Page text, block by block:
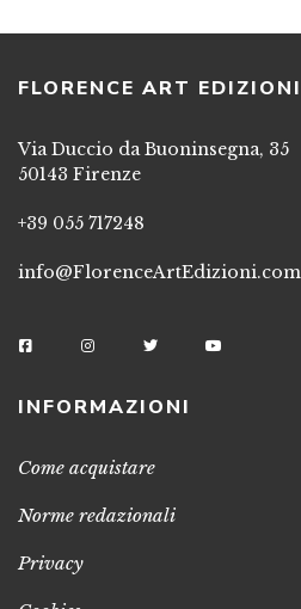
FLORENCE ART EDIZIONI
Via Duccio da Buoninsegna, 35
50143 Firenze
+39 055 717248
info@FlorenceArtEdizioni.com
INFORMAZIONI
Come acquistare
Norme redazionali
Privacy